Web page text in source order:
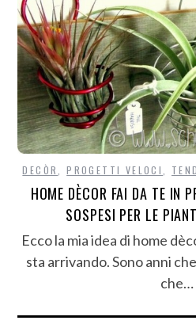
DECÒR ,PROGETTI VELOCI
HOME DÈCOR FAI DA TE IN
SOSPESI PER LE
Ecco la mia idea di home
sta arrivando. Sono anni
che…